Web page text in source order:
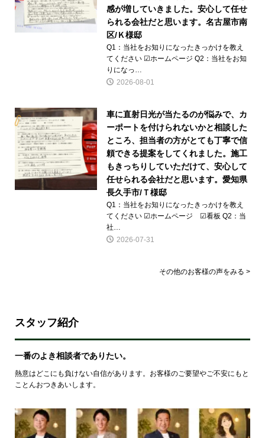
感が増していきました。安心して任せ
られる会社だと思います。名古屋市南
区/Ｋ様邸
Q1：当社をお知りになったきっかけを教え
てください ☑ホームページ Q2：当社をお知
りになっ…
2026-08-01
車に直射日光が当たるのが悩みで、カ
ーポートを付けられないかと相談した
ところ、担当者の方がとても丁寧で信
頼できる提案をしてくれました。施工
もきっちりしていただけて、安心して
任せられる会社だと思います。愛知県
長久手市/Ｔ様邸
Q1：当社をお知りになったきっかけを教え
てください ☑ホームページ ☑看板 Q2：当
社…
2026-07-31
その他のお客様の声をみる >
スタッフ紹介
一番のよき相談者でありたい。
熱意はどこにも負けない自信があります。お客様のご要望やご不安にもと
ことんおつきあいします。